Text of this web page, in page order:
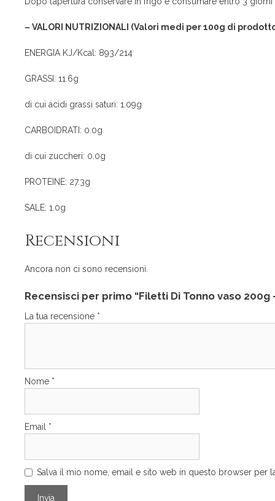
– VALORI NUTRIZIONALI (Valori medi per 100g di
ENERGIA KJ/Kcal: 893/214
GRASSI: 11.6g
di cui acidi grassi saturi: 1.09g
CARBOIDRATI: 0.0g
di cui zuccheri: 0.0g
PROTEINE: 27.3g
SALE: 1.0g
Recensioni
Ancora non ci sono recensioni.
Recensisci per primo “Filetti Di Tonno vaso 200g –
La tua recensione *
Nome *
Email *
Salva il mio nome, email e sito web in questo browser per